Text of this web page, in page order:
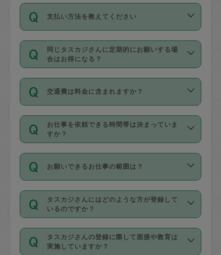
の上事前申請することが必要です。な
お、3時間を下回っても、値引き等はござ
いません。
11種類の価格帯の中からタスカジさん自
身が価格を選んで設定しています。
タスカジさんの価格設定には最初は制限
があり、レビュー件数、レビューの平均
値、などで除々に設定可能な最高額が上
がっていく仕組みになっています。
支払い方法を教えてください
お支払方法はクレジットカード（Visa／
Master／JCB／AMERICAN EXPRESS／
Diners Club）のみとなります。
を行う際にご入力ください。プロフィー
ル登録時にはご入力いただかなくても大
丈夫です。
デビットカード・プリペイドカード（Vプ
リカ、au WALLETなど）は支払にはご利
銀行振込や現金払いも対応していませ
なお、タスカジさんの交通費も、依頼料
金のご請求と合わせてお支払いとなりま
動計算で表示されます。
同じタスカジさんに定期的にお願いする場
合はお得になる？
依頼には「スポット」と「定期（毎週｜
隔週）」があり、「定期」の依頼は「ス
ポット」よりお得な料金でご利用できま
す。
定期の最低利用回数は設けていない代わ
りに、一定数を超えたキャンセルは有償
（例：毎週定期の場合は３回以上のキャ
ンセルが有償（1200円、隔週定期の場合
は２回以上のキャンセルが有償（1200
交通費は料金に含まれますか？
交通費は依頼料金とは別途発生し、依頼
料金のご請求と合わせてお支払いとなり
ます。交通費の金額は「依頼の詳細」に
お仕事を依頼できる時間帯は決まっていま
すか？
時間帯は3種類あります。いずれも１回あ
たり３時間です。
・ＡＭ ９時～１２時
・ＰＭ １３時～１６時
・夜 １８時～２１時
開始時間を２時間前後変更することが可
お願いできるお仕事の範囲は？
掃除、整理収納、洗濯、買い物、料理、
作り置きです。タスカジさんによってで
きる仕事の範囲が異なりますので、依頼
する前にタスカジさんのプロフィールで
確認してください。
タスカジさんにはどのような方が登録して
いるのですか？
主婦として長年の家事経験をお持ちの
方、栄養士・調理師といった資格者で保
タスカジさんの登録に際して面接や教育は
実施していますか？